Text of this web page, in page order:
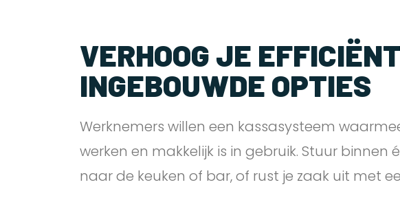
VERHOOG JE
INGEBOUWDE OPTIES
Werknemers willen een kassasysteem
werken en makkelijk is in gebruik. Stuur binnen
naar de keuken of bar, of rust je zaak uit met